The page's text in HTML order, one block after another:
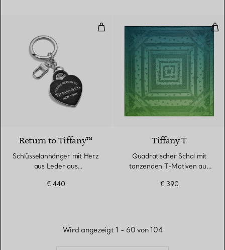
Schlüsselanhänger mit Herz
5 Farben
Return to Tiffany™
Schlüsselanhänger mit Herz
aus Leder aus
Messing
€ 440
Tiffany T
Quadratischer Schal mit
tanzenden T-Motiven aus
€ 390
Wird angezeigt 1 - 60 von 104